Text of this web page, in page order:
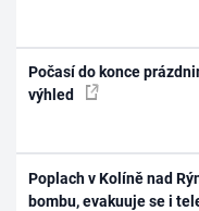
Počasí do konce
výhled
Poplach v Kolíně nad
bombu, evakuuje se i